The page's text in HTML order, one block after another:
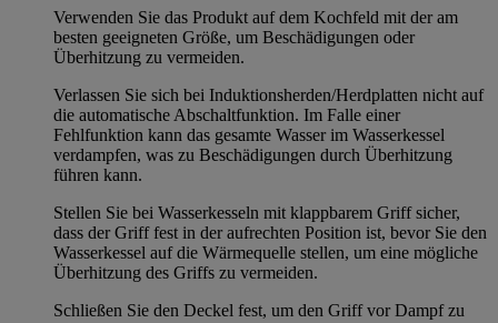
Verwenden Sie das Produkt auf dem Kochfeld mit der am
besten geeigneten Größe, um Beschädigungen oder
Überhitzung zu vermeiden.
Verlassen Sie sich bei Induktionsherden/Herdplatten nicht auf
die automatische Abschaltfunktion. Im Falle einer
Fehlfunktion kann das gesamte Wasser im Wasserkessel
verdampfen, was zu Beschädigungen durch Überhitzung
führen kann.
Stellen Sie bei Wasserkesseln mit klappbarem Griff sicher,
dass der Griff fest in der aufrechten Position ist, bevor Sie den
Wasserkessel auf die Wärmequelle stellen, um eine mögliche
Überhitzung des Griffs zu vermeiden.
Schließen Sie den Deckel fest, um den Griff vor Dampf zu